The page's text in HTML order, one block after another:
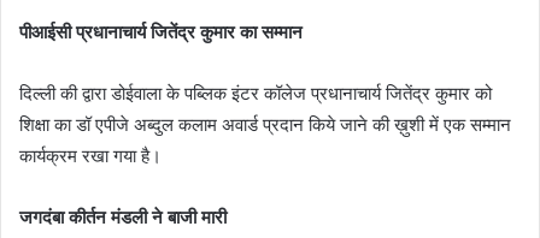
पीआईसी प्रधानाचार्य जितेंद्र कुमार का सम्मान
दिल्ली की द्वारा डोईवाला के पब्लिक इंटर कॉलेज प्रधानाचार्य जितेंद्र कुमार को
शिक्षा का डॉ एपीजे अब्दुल कलाम अवार्ड प्रदान किये जाने की ख़ुशी में एक सम्मान
कार्यक्रम रखा गया है।
जगदंबा कीर्तन मंडली ने बाजी मारी